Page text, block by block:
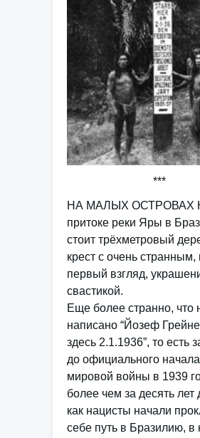
***
НА МАЛЫХ ОСТРОВАХ
притоке реки Яры в
стоит трёхметровый
крест с очень странным,
первый взгляд,
свастикой.
Еще более странно, что
написано “Йозеф
здесь 2.1.1936”, то есть
до официального
мировой войны в 1939
более чем за десять лет
как нацисты начали
себе путь в Бразилию, в